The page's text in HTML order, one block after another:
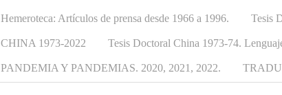
Hemeroteca: Artículos de prensa desde 1966 a 1996. Tesis
CHINA 1973-2022 Tesis Doctoral China 1973-74.
PANDEMIA Y PANDEMIAS. 2020, 2021, 2022.